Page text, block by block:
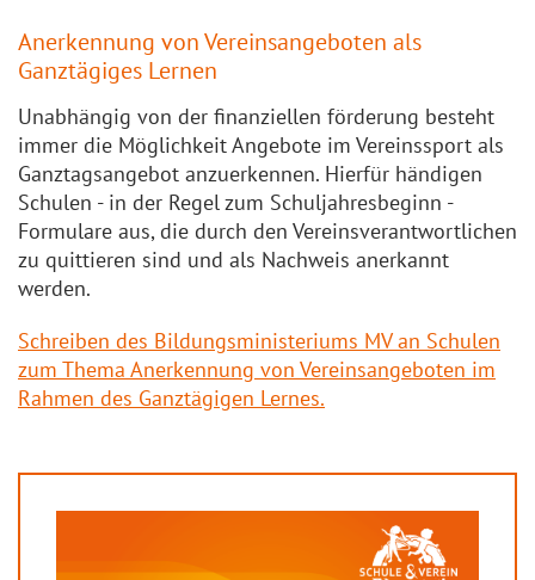
Anerkennung von Vereinsangeboten als
Ganztägiges Lernen
Unabhängig von der finanziellen förderung besteht
immer die Möglichkeit Angebote im Vereinssport als
Ganztagsangebot anzuerkennen. Hierfür händigen
Schulen - in der Regel zum Schuljahresbeginn -
Formulare aus, die durch den Vereinsverantwortlichen
zu quittieren sind und als Nachweis anerkannt
werden.
Schreiben des Bildungsministeriums MV an Schulen
zum Thema Anerkennung von Vereinsangeboten im
Rahmen des Ganztägigen Lernes.